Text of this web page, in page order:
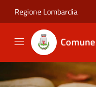
Regione Lombardia